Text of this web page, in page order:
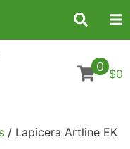
0 $0
/ Lapicera Artline EK